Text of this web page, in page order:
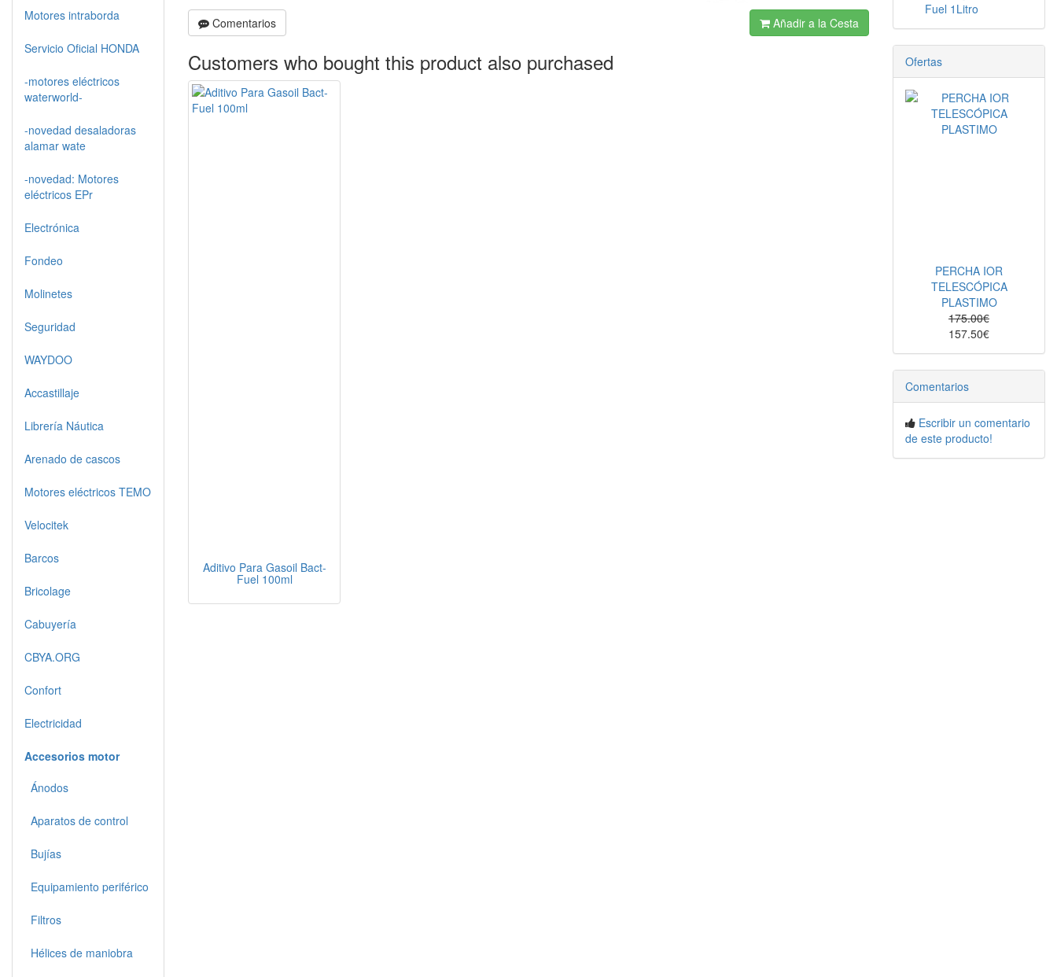
Comentarios Añadir a la Cesta
Customers who bought this product also purchased
Aditivo Para Gasoil Bact-
Fuel 100ml
Motores intraborda
Servicio Oficial HONDA
-motores eléctricos
waterworld-
-novedad desaladoras
alamar wate
-novedad: Motores
eléctricos EPr
Electrónica
Fondeo
Molinetes
Seguridad
WAYDOO
Accastillaje
Librería Náutica
Arenado de cascos
Motores eléctricos TEMO
Velocitek
Barcos
Bricolage
Cabuyería
CBYA.ORG
Confort
Electricidad
Accesorios motor
Ánodos
Aparatos de control
Bujías
Equipamiento periférico
Filtros
Hélices de maniobra
Fuel 1Litro
Ofertas
PERCHA IOR
TELESCÓPICA
PLASTIMO
175.00€
157.50€
Comentarios
Escribir un comentario
de este producto!